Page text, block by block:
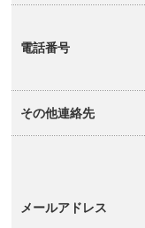
電話番号
その他連絡先
メールアドレス